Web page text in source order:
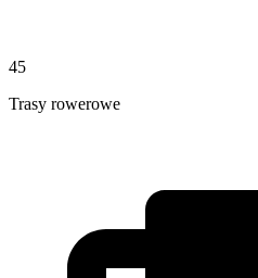
45
Trasy rowerowe